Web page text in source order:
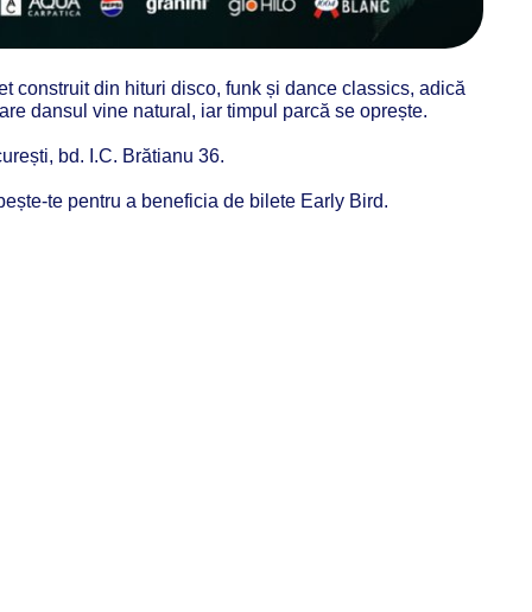
construit din hituri disco, funk și dance classics, adică
dansul vine natural, iar timpul parcă se oprește.
bd. I.C. Brătianu 36.
te pentru a beneficia de bilete Early Bird.